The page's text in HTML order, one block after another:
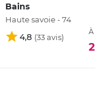
Bains
Haute savoie - 74
4,8
À